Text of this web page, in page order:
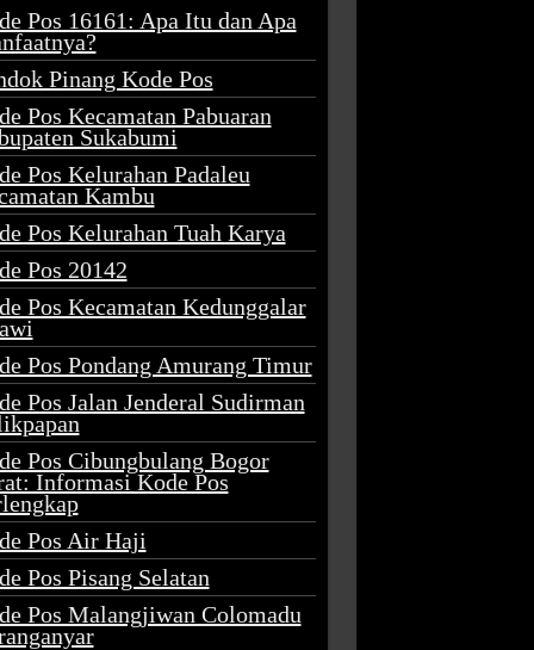
Pos 16161: Apa Itu dan Apa
Pinang Kode Pos
Pos Kecamatan Pabuaran
Sukabumi
Pos Kelurahan Padaleu
Kambu
Pos Kelurahan Tuah Karya
Pos 20142
Pos Kecamatan Kedunggalar
Pos Pondang Amurang Timur
Pos Jalan Jenderal Sudirman
Pos Cibungbulang Bogor
Informasi Kode Pos
Pos Air Haji
Pos Pisang Selatan
Pos Malangjiwan Colomadu